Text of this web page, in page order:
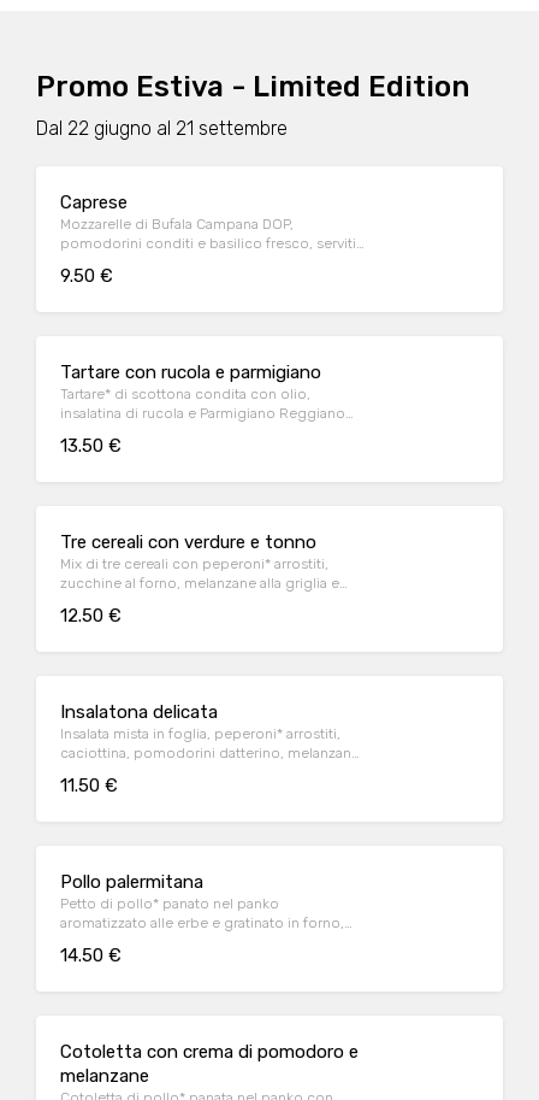
Promo Estiva - Limited Edition
Dal 22 giugno al 21 settembre
Caprese
Mozzarelle di Bufala Campana DOP,
pomodorini conditi e basilico fresco, serviti
9.50 €
Tartare con rucola e parmigiano
Tartare* di scottona condita con olio,
insalatina di rucola e Parmigiano Reggiano
13.50 €
Tre cereali con verdure e tonno
Mix di tre cereali con peperoni* arrostiti,
zucchine al forno, melanzane alla griglia e
12.50 €
Insalatona delicata
Insalata mista in foglia, peperoni* arrostiti,
caciottina, pomodorini datterino, melanzane
11.50 €
Pollo palermitana
Petto di pollo* panato nel panko
aromatizzato alle erbe e gratinato in forno,
14.50 €
Cotoletta con crema di pomodoro e
melanzane